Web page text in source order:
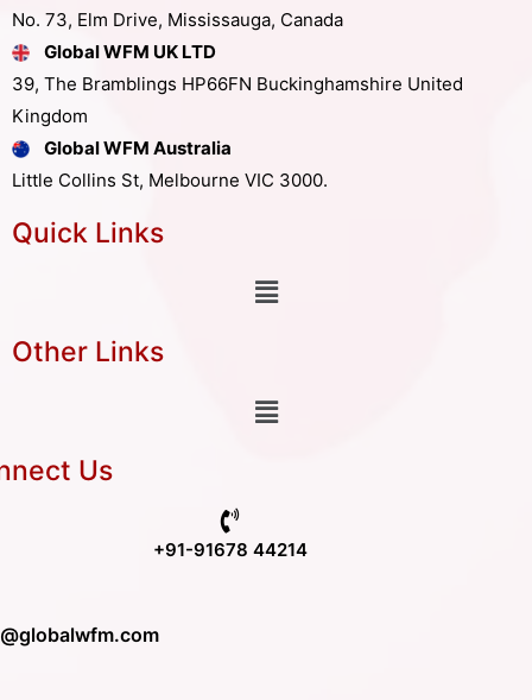
No. 73, Elm Drive, Mississauga, Canada
Global WFM UK LTD
39, The Bramblings HP66FN Buckinghamshire United
Kingdom
Global WFM Australia
Little Collins St, Melbourne VIC 3000.
Quick Links
Other Links
Us
+91-91678 44214